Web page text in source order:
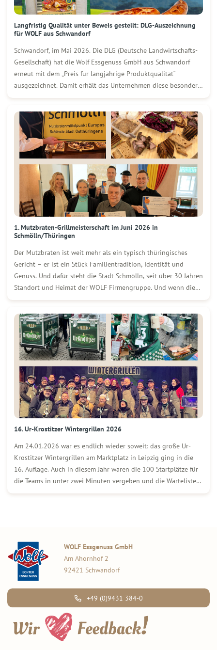
Langfristig Qualität unter Beweis gestellt: DLG-Auszeichnung
für WOLF aus Schwandorf
Schwandorf, im Mai 2026. Die DLG (Deutsche Landwirtschafts-
Gesellschaft) hat die Wolf Essgenuss GmbH aus Schwandorf
erneut mit dem „Preis für langjährige Produktqualität“
ausgezeichnet. Damit erhält das Unternehmen diese besondere
vergeben, die ihre Produkte […]
1. Mutzbraten-Grillmeisterschaft im Juni 2026 in
Schmölln/Thüringen
Der Mutzbraten ist weit mehr als ein typisch thüringisches
Gericht – er ist ein Stück Familientradition, Identität und
Genuss. Und dafür steht die Stadt Schmölln, seit über 30 Jahren
Standort und Heimat der WOLF Firmengruppe. Und wenn die
16. Ur-Krostitzer Wintergrillen 2026
Am 24.01.2026 war es endlich wieder soweit: das große Ur-
Krostitzer Wintergrillen am Marktplatz in Leipzig ging in die
16. Auflage. Auch in diesem Jahr waren die 100 Startplätze für
die Teams in unter zwei Minuten vergeben und die Warteliste
WOLF Essgenuss GmbH
Am Ahornhof 2
92421 Schwandorf
+49 (0)9431 384-0